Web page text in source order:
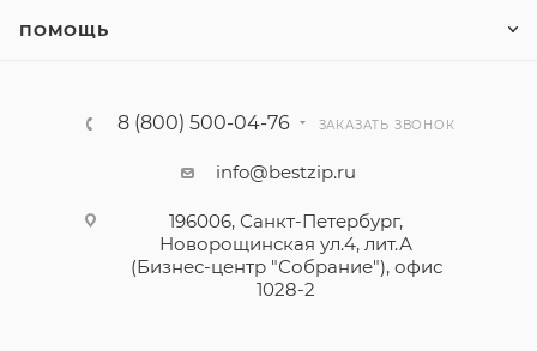
ПОМОЩЬ
8 (800) 500-04-76 ЗАКАЗАТЬ ЗВОНОК
info@bestzip.ru
196006, Санкт-Петербург,
Новорощинская ул.4, лит.А
(Бизнес-центр "Собрание"), офис
1028-2